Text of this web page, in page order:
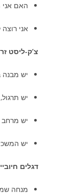
האם אני
אני
צ’ק-ליסט
יש מבנה
יש
יש מרחב
יש
דגלים
מנחה